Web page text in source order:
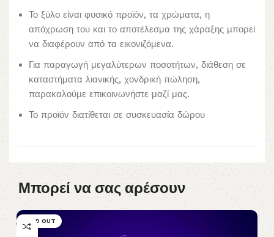
Το ξύλο είναι φυσικό προϊόν, τα χρώματα, η
απόχρωση του και το αποτέλεσμα της χάραξης μπορεί
να διαφέρουν από τα εικονιζόμενα.
Για παραγωγή μεγαλύτερων ποσοτήτων, διάθεση σε
καταστήματα λιανικής, χονδρική πώληση,
παρακαλούμε επικοινωνήστε μαζί μας.
Το προϊόν διατίθεται σε συσκευασία δώρου
Μπορεί να σας αρέσουν
SOLD OUT